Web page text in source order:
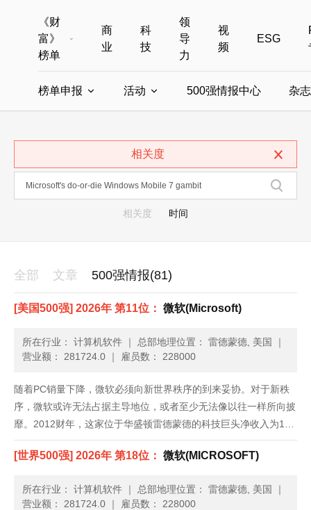
《财
富》
榜单
全部榜单
中国最具影响力商界女性
商
业
科
技
领
导
力
视
频
ESG
榜单申报 活动 500强情报中心 杂
相关度
相关度 时间
全部 文章 500强情报(81)
[美国500强] 2026年 第11位： 微软(Microsoft)
所在行业： 计算机软件 ｜ 总部地理位置： 雷德蒙德, 美国
｜
营业额： 281724.0 ｜ 雇员数： 228000
随着PC销量下降，微软必须向新世界秩序的到来妥协。对于新秩
序，微软或许无法占据主导地位，或者至少无法像以往一样所向披
靡。2012财年，这家位于华盛顿雷德蒙德的科技巨头净收入为170
亿美元，同比减少了27%。越来越多的消费者开始选择其他操作系
统和设备，而在这方面，微软一直处于被动。2012年10月，公......
[世界500强] 2026年 第18位： 微软(MICROSOFT)
所在行业： 计算机软件 ｜ 总部地理位置： 雷德蒙德, 美国
｜
营业额： 281724.0 ｜ 雇员数： 228000